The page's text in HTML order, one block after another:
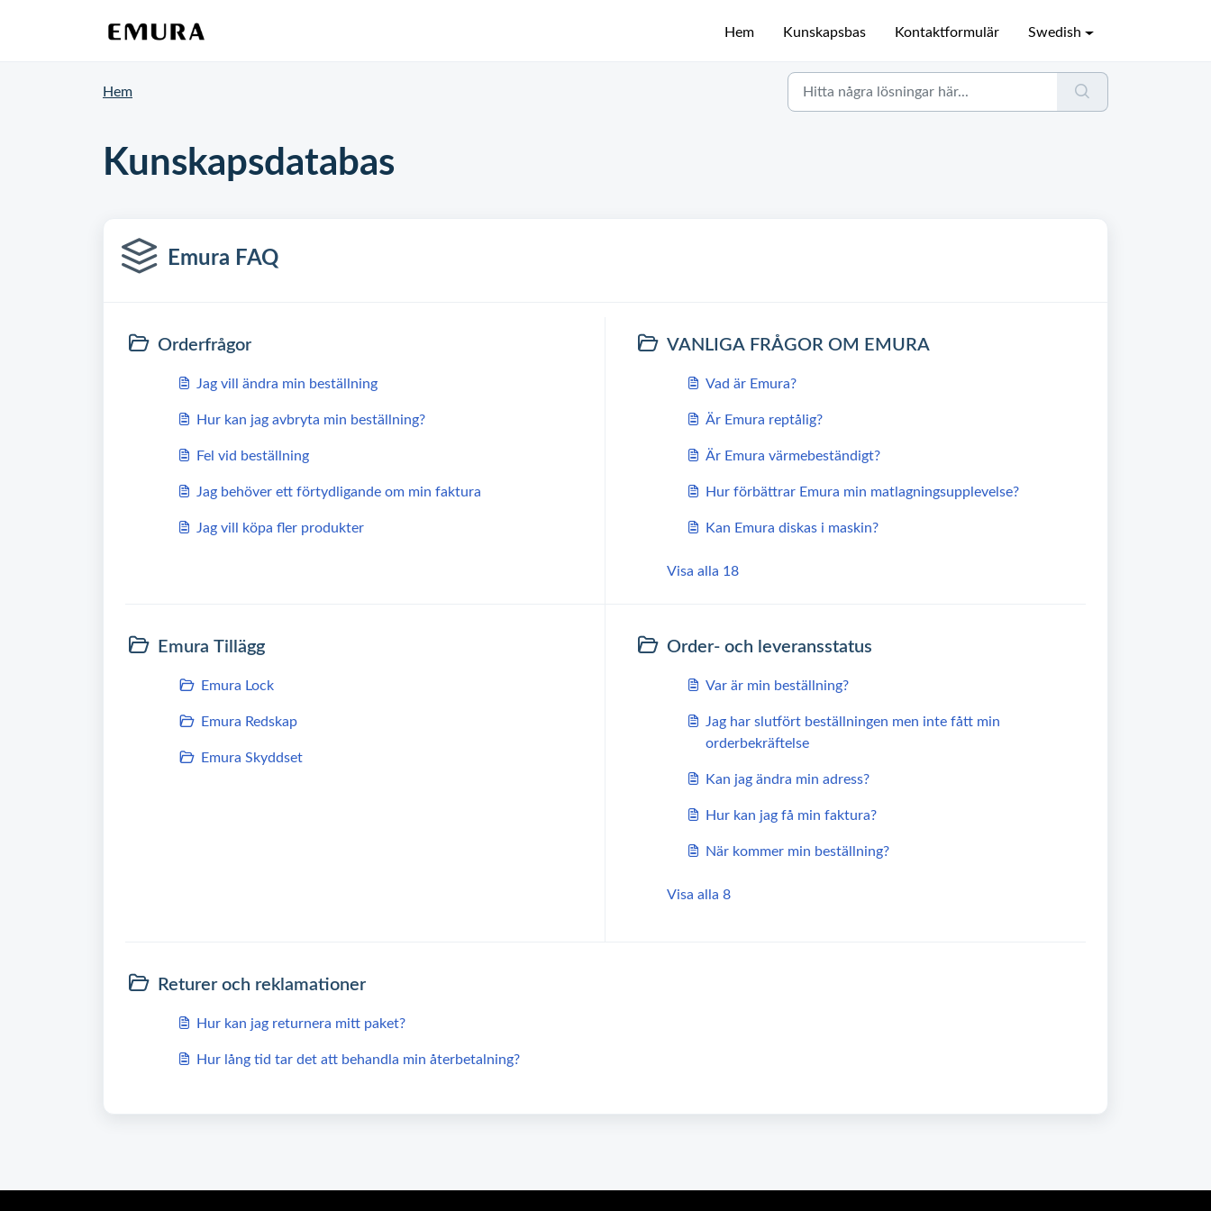
Hem Kunskapsbas Kontaktformulär Swedish
Hem
Kunskapsdatabas
Emura FAQ
Orderfrågor
Jag vill ändra min beställning
Hur kan jag avbryta min beställning?
Fel vid beställning
Jag behöver ett förtydligande om min faktura
Jag vill köpa fler produkter
VANLIGA FRÅGOR OM EMURA
Vad är Emura?
Är Emura reptålig?
Är Emura värmebeständigt?
Hur förbättrar Emura min matlagningsupplevelse?
Kan Emura diskas i maskin?
Visa alla 18
Emura Tillägg
Emura Lock
Emura Redskap
Emura Skyddset
Order- och leveransstatus
Var är min beställning?
Jag har slutfört beställningen men inte fått min
orderbekräftelse
Kan jag ändra min adress?
Hur kan jag få min faktura?
När kommer min beställning?
Visa alla 8
Returer och reklamationer
Hur kan jag returnera mitt paket?
Hur lång tid tar det att behandla min återbetalning?